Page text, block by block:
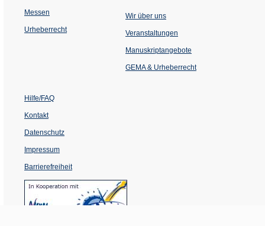
Messen
Urheberrecht
Wir über uns
Veranstaltungen
einem
Tab)
Manuskriptangebote
GEMA & Urheberrecht
Hilfe/FAQ
Kontakt
Datenschutz
Impressum
Barrierefreiheit
(Öffnet
in
neuen